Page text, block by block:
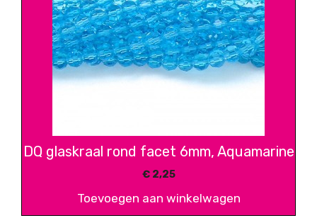
DQ glaskraal rond facet 6mm, Aquamarine
€2,25
Toevoegen aan winkelwagen